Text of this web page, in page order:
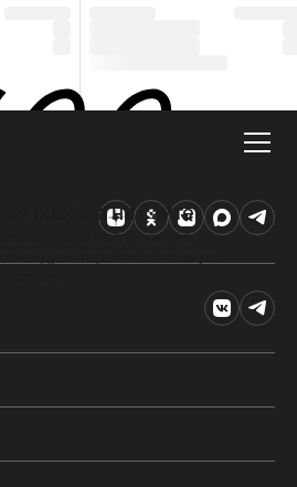
ошибка на сайте
Чтобы найти нужную